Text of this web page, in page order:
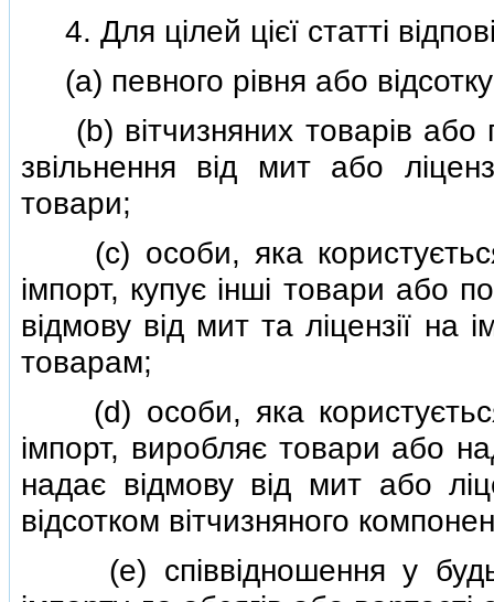
4. Для цiлей цiєї статтi
(a) певного рiвня або
(b) вiтчизняних товарiв або
звiльнення вiд мит або
товари;
(c) особи, яка
iмпорт, купує iншi товари або
вiдмову вiд мит та лiцензiї на
товарам;
(d) особи, яка
iмпорт, виробляє товари або
надає вiдмову вiд мит або
вiдсотком вiтчизняного
(e) спiввiдношення у будь-